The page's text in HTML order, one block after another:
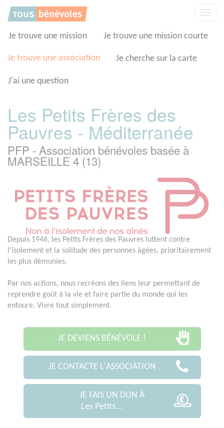
Je trouve une mission Je trouve une mission courte
Je trouve une association Je cherche sur la carte
J'ai une question
Les Petits Frères des
Pauvres - Méditerranée
PFP - Association bénévoles basée à
MARSEILLE 4 (13)
Depuis 1946, les Petits Frères des Pauvres luttent contre
l'isolement et la solitude des personnes âgées, prioritairement
les plus démunies.
Par nos actions, nous recréons des liens leur permettant de
reprendre goût à la vie et faire partie du monde qui les
entoure. Vivre tout simplement.
JE DEVIENS BÉNÉVOLE !
JE CONTACTE L'ASSOCIATION
JE FAIS UN DON À
Les Petits...
Panneau de gestion des cookies